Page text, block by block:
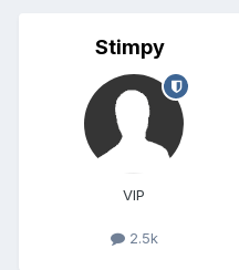
Stimpy
VIP
2.5k